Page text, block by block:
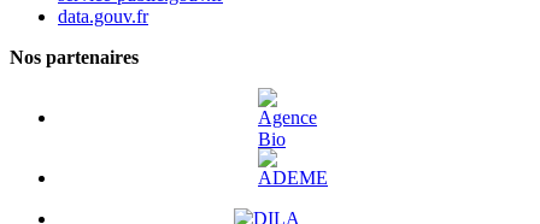
data.gouv.fr
Nos partenaires